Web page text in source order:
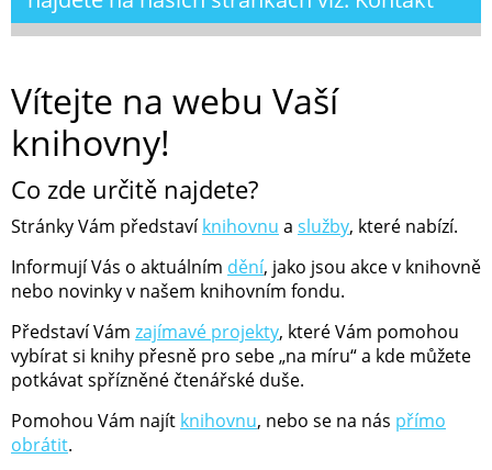
Vítejte na webu Vaší
knihovny!
Co zde určitě najdete?
Stránky Vám představíknihovnu a služby, které nabízí.
Informují Vás o aktuálním dění, jako jsou akce v knihovně
nebo novinky v našem knihovním fondu.
Představí Vám zajímavé projekty, které Vám pomohou
vybírat si knihy přesně pro sebe „na míru“ a kde můžete
potkávat spřízněné čtenářské duše.
Pomohou Vám najít knihovnu, nebo se na nás přímo
obrátit.